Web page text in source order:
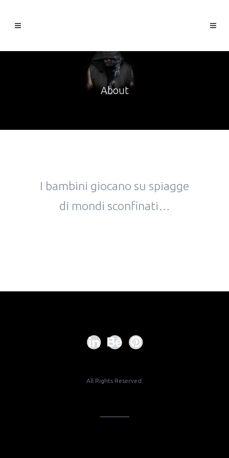
About
I bambini giocano su spiagge
di mondi sconfinati…
All Rights Reserved.